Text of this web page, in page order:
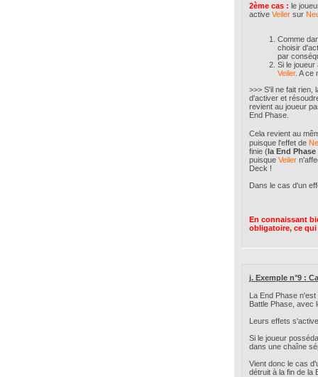
2ème cas : le
active Veiler sur
Comme
choisir
par
Si le joueur
Veiler. A ce
>>> S'il ne fait rien,
d'activer et
revient au joueur
End Phase.
Cela revient au
puisque l'effet de
finie (la End
puisque Veiler
Deck !
Dans le cas d'un
En connaissant
obligatoire, ce
j. Exemple n°9 :
La End Phase
Battle Phase, avec
Leurs effets
Si le joueur
dans une chaîne
Vient donc le cas
détruit à la fin de la